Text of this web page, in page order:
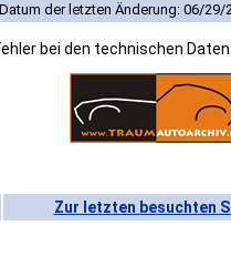
Datum der letzten Änderung: 06/29/
bei den technischen
Zur letzten besuchten